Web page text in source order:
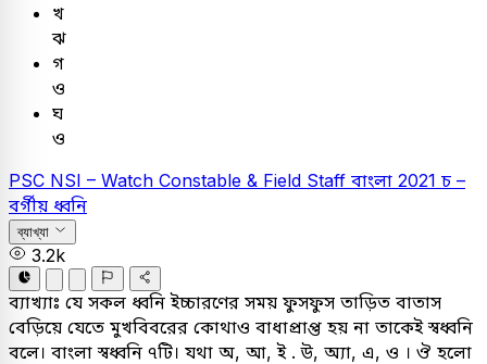
খ
ঝ
গ
ও
ঘ
ও
PSC NSI – Watch Constable & Field Staff বাংলা 2021 চ –
বর্গীয় ধ্বনি
ব্যাখ্যা
3.2k
ব্যাখ্যাঃ যে সকল ধ্বনি ইচ্চারণের সময় ফুসফুস তাড়িত বাতাস
বেড়িয়ে যেতে মুখবিবরের কোথাও বাধাপ্রাপ্ত হয় না তাকেই স্বধ্বনি
বলে। বাংলা স্বধ্বনি ৭টি। যথা অ, আ, ই . উ, অ্যা, এ, ও । ঔ হলো